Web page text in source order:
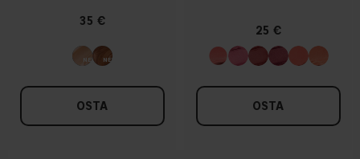
35 €
OSTA
25 €
OSTA